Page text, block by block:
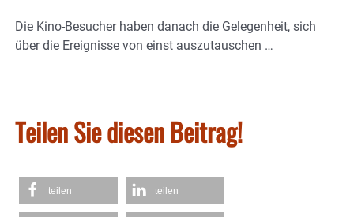
Die Kino-Besucher haben danach die Gelegenheit, sich
über die Ereignisse von einst auszutauschen …
Teilen Sie diesen Beitrag!
teilen teilen